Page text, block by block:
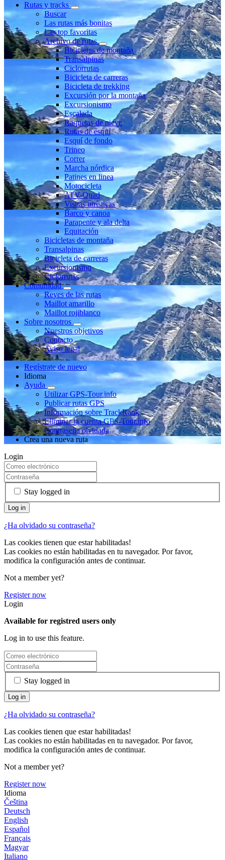
Rutas y tracks
Buscar
Las rutas más bonitas
Las top favoritas
Archivo de rutas
Bicicletas de montaña
Transalpinas
Ciclorrutas
Bicicleta de carreras
Bicicleta de trekking
Excursión por la montaña
Excursionismo
Escalada
Raquetas de nieve
Rutas de esquí
Esquí de fondo
Trineo
Correr
Marcha nórdica
Patines en linea
Motocicleta
ATV-Quad
Visitas turísticas
Barco y canoa
Parapente y ala delta
Equitación
Bicicletas de montaña
Transalpinas
Bicicleta de carreras
Excursionismo
Ciclorrutas
Comunidad
Reyes de las rutas
Maillot amarillo
Maillot rojiblanco
Sobre nosotros
Nuestros objetivos
Contacto
Aviso legal
Regístrate de nuevo
Idioma
Ayuda
Utilizar GPS-Tour.info
Publicar rutas GPS
Información sobre TrackRank
Eliminar la cuenta GPS-Tour.info
Contraseña olvidada
Crea una nueva ruta
Login
Stay logged in
¿Ha olvidado su contraseña?
Las cookies tienen que estar habilitadas!
Las cookies no están habilitadas en tu navegador. Por favor,
modifica la configuración antes de continuar.
Not a member yet?
Register now
Login
Available for registred users only
Log in to use this feature.
Stay logged in
¿Ha olvidado su contraseña?
Las cookies tienen que estar habilitadas!
Las cookies no están habilitadas en tu navegador. Por favor,
modifica la configuración antes de continuar.
Not a member yet?
Register now
Idioma
Čeština
Deutsch
English
Español
Français
Magyar
Italiano